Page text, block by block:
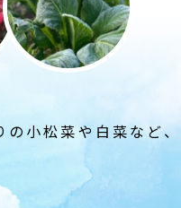
小松菜や白菜など、